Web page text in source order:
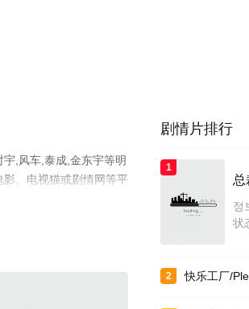
,风车,泰成,金东宇等明
、电视猫或剧情网等平
剧情片排行
1
总
정
状
2 快乐工厂/